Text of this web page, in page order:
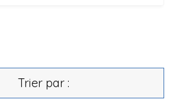
Trier par :